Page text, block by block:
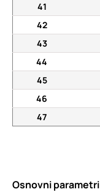
41
42
43
44
45
46
47
Osnovni parametri